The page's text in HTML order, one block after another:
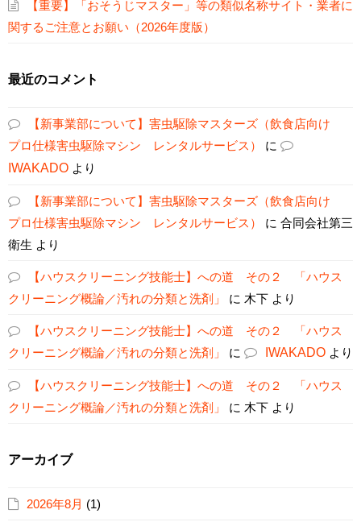
【重要】「おそうじマスター」等の類似名称サイト・業者に
関するご注意とお願い（2026年度版）
最近のコメント
【新事業部について】害虫駆除マスターズ（飲食店向け
プロ仕様害虫駆除マシン レンタルサービス）
に
IWAKADO より
【新事業部について】害虫駆除マスターズ（飲食店向け
プロ仕様害虫駆除マシン レンタルサービス）
に 合同会社第三
衛生 より
【ハウスクリーニング技能士】への道 その２ 「ハウス
クリーニング概論／汚れの分類と洗剤」
に 木下 より
【ハウスクリーニング技能士】への道 その２ 「ハウス
クリーニング概論／汚れの分類と洗剤」
に IWAKADO より
【ハウスクリーニング技能士】への道 その２ 「ハウス
クリーニング概論／汚れの分類と洗剤」
に 木下 より
アーカイブ
2026年8月 (1)